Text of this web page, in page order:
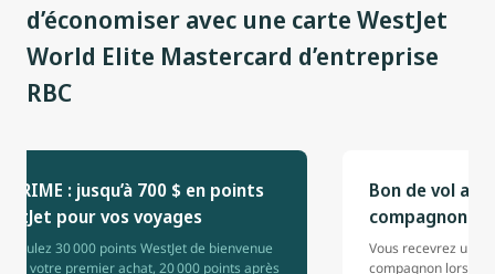
d’économiser avec une carte WestJet
World Elite Mastercard d’entreprise
RBC
PRIME : jusqu’à 700 $ en points
pour vos voyages
30 000 points WestJet de bienvenue
de votre premier achat, 20 000 points après
Bon de vol
compagnon
Vous recevrez un
compagnon